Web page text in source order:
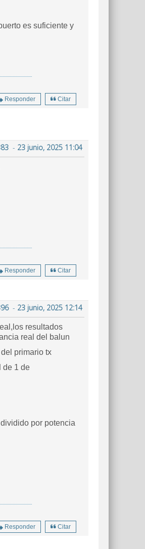
es suficiente y
Responder Citar
- 23 junio, 2025 11:04
Responder Citar
- 23 junio, 2025 12:14
resultados
real del balun
primario tx
de 1 de
por potencia
Responder Citar